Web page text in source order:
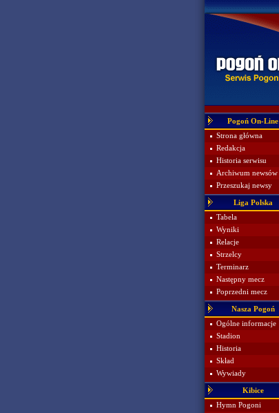
Pogoń On-Line
Strona główna
Redakcja
Historia serwisu
Archiwum newsów
Przeszukaj newsy
Liga Polska
Tabela
Wyniki
Relacje
Strzelcy
Terminarz
Następny mecz
Poprzedni mecz
Nasza Pogoń
Ogólne informacje
Stadion
Historia
Skład
Wywiady
Kibice
Hymn Pogoni